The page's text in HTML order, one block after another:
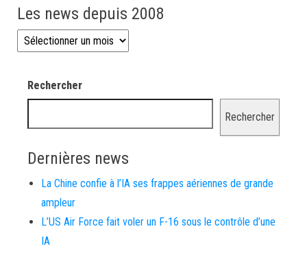
Les news depuis 2008
Les news depuis 2008
Rechercher
Rechercher
Dernières news
La Chine confie à l’IA ses frappes aériennes de grande
ampleur
L’US Air Force fait voler un F-16 sous le contrôle d’une
IA